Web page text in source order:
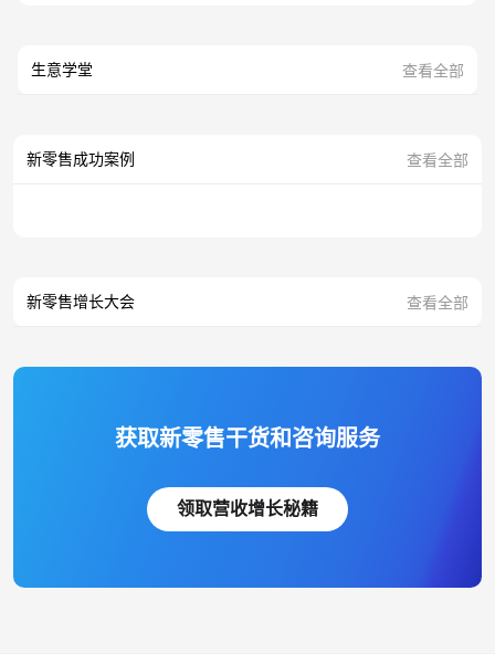
生意学堂 查看全部
新零售成功案例 查看全部
新零售增长大会 查看全部
获取新零售干货和咨询服务
领取营收增长秘籍